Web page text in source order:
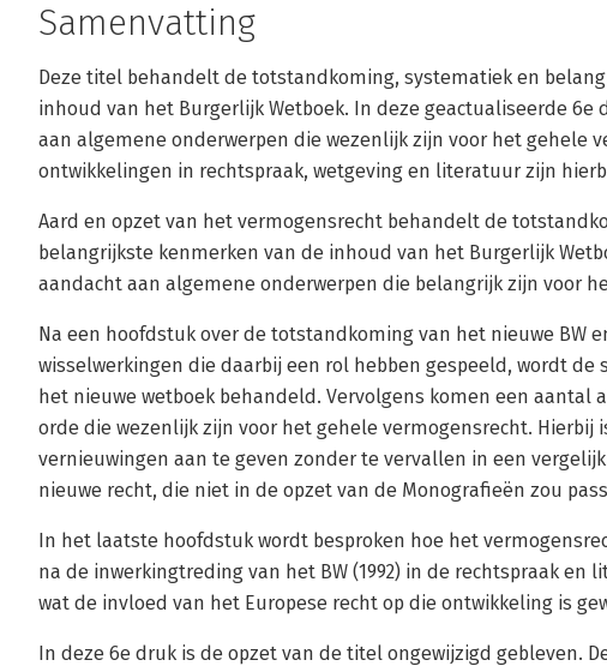
Samenvatting
Deze titel behandelt de totstandkoming, systematiek en
inhoud van het Burgerlijk Wetboek. In deze geactualiseerde 6e
aan algemene onderwerpen die wezenlijk zijn voor het gehele
ontwikkelingen in rechtspraak, wetgeving en literatuur zijn
Aard en opzet van het vermogensrecht behandelt de
belangrijkste kenmerken van de inhoud van het Burgerlijk
aandacht aan algemene onderwerpen die belangrijk zijn voor
Na een hoofdstuk over de totstandkoming van het nieuwe BW
wisselwerkingen die daarbij een rol hebben gespeeld, wordt de
het nieuwe wetboek behandeld. Vervolgens komen een aantal
orde die wezenlijk zijn voor het gehele vermogensrecht. Hierbij
vernieuwingen aan te geven zonder te vervallen in een
nieuwe recht, die niet in de opzet van de Monografieën zou
In het laatste hoofdstuk wordt besproken hoe het
na de inwerkingtreding van het BW (1992) in de rechtspraak en
wat de invloed van het Europese recht op die ontwikkeling is
In deze 6e druk is de opzet van de titel ongewijzigd gebleven.